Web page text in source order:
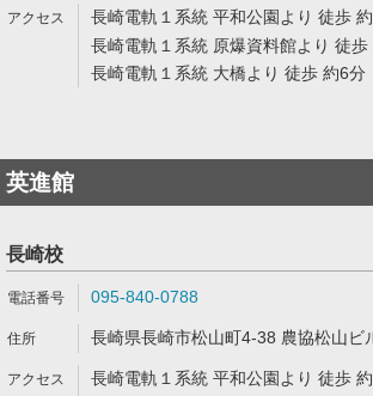
長崎電軌１系統 平和公園より 徒歩
長崎電軌１系統 原爆資料館より 徒歩
長崎電軌１系統 大橋より 徒歩 約6分
英進館
長崎校
095-840-0788
長崎県長崎市松山町4-38 農協松山ビ
長崎電軌１系統 平和公園より 徒歩